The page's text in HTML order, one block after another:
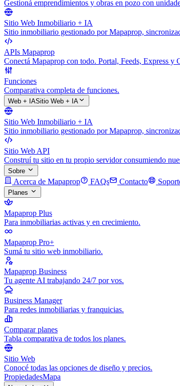
Gestioná emprendimientos y obras en pozo con
Sitio Web Inmobiliario + IA
Sitio inmobiliario gestionado por Mapaprop,
APIs Mapaprop
Conectá Mapaprop con todo. Portal, Feeds, Express y
Funciones
Comparativa completa de funciones.
Web + IASitio Web + IA
Sitio Web Inmobiliario + IA
Sitio inmobiliario gestionado por Mapaprop,
Sitio Web API
Construí tu sitio en tu propio servidor consumiendo
Sobre
Acerca de Mapaprop FAQs Contacto
Planes
Mapaprop Plus
Para inmobiliarias activas y en crecimiento.
Mapaprop Pro+
Sumá tu sitio web inmobiliario.
Mapaprop Business
Tu agente AI trabajando 24/7 por vos.
Business Manager
Para redes inmobiliarias y franquicias.
Comparar planes
Tabla comparativa de todos los planes.
Sitio Web
Conocé todas las opciones de diseño y precios.
PropiedadesMapa